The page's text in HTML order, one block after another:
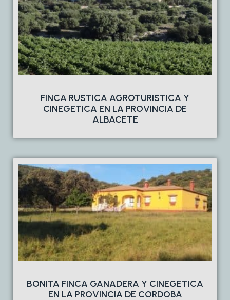
FINCA RUSTICA AGROTURISTICA Y
CINEGETICA EN LA PROVINCIA DE
ALBACETE
BONITA FINCA GANADERA Y CINEGETICA
EN LA PROVINCIA DE CORDOBA